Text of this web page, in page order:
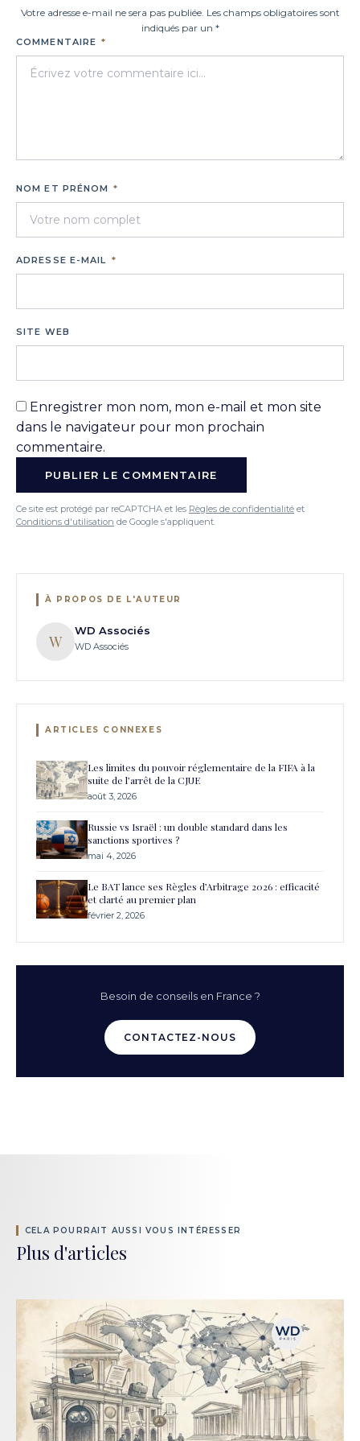
Votre adresse e-mail ne sera pas publiée. Les champs obligatoires sont
indiqués par un *
COMMENTAIRE *
NOM ET PRÉNOM *
ADRESSE E-MAIL *
SITE WEB
Enregistrer mon nom, mon e-mail et mon site
dans le navigateur pour mon prochain
commentaire.
Ce site est protégé par reCAPTCHA et les Règles de confidentialité et
Conditions d'utilisation de Google s'appliquent.
À PROPOS DE L'AUTEUR
W
WD Associés
WD Associés
ARTICLES CONNEXES
Les limites du pouvoir réglementaire de la FIFA à la
suite de l’arrêt de la CJUE
août 3, 2026
Russie vs Israël : un double standard dans les
sanctions sportives ?
mai 4, 2026
Le BAT lance ses Règles d’Arbitrage 2026 : efficacité
et clarté au premier plan
février 2, 2026
Besoin de conseils en France ?
CONTACTEZ-NOUS
CELA POURRAIT AUSSI VOUS INTÉRESSER
Plus d'articles